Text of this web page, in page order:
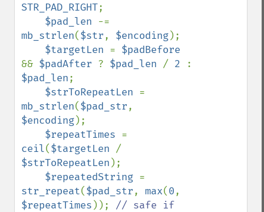
STR_PAD_RIGHT;
$pad_len
mb_strlen($str, $encoding);
$targetLen =
&& $padAfter ? $pad_len / 2
$pad_len;
$strToRepeatLen
mb_strlen($pad_str
$encoding);
$repeatTimes
ceil($targetLen
$strToRepeatLen );
$repeatedString
str_repeat($pad_str, max(0
$repeatTimes )); // safe if